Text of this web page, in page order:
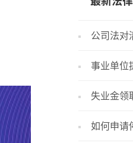
公司法对
解散后清算
事业单位
丧失劳动能
失业金领
共和国社会
如何申请